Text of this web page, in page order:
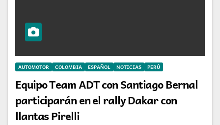
AUTOMOTOR COLOMBIA ESPAÑOL NOTICIAS PERÚ
Equipo Team ADT con Santiago Bernal
participarán en el rally Dakar con
llantas Pirelli